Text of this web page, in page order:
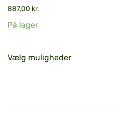
887,00 kr.
På lager
Vælg muligheder